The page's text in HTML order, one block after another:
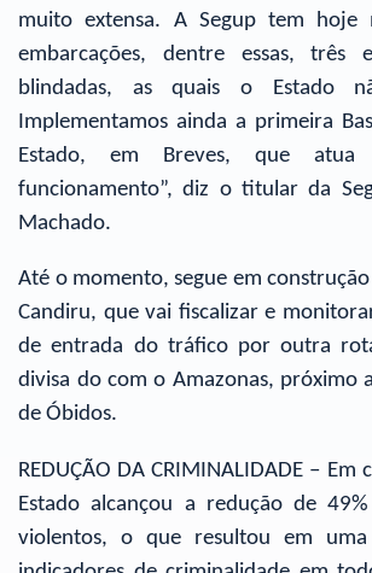
muito extensa. A Segup tem hoje
embarcações, dentre essas, três
blindadas, as quais o Estado
Implementamos ainda a primeira
Estado, em Breves, que
funcionamento”, diz o titular da
Machado.
Até o momento, segue em construção
Candiru, que vai fiscalizar e
de entrada do tráfico por outra
divisa do com o Amazonas, próximo
de Óbidos.
REDUÇÃO DA CRIMINALIDADE – Em
Estado alcançou a redução de
violentos, o que resultou em